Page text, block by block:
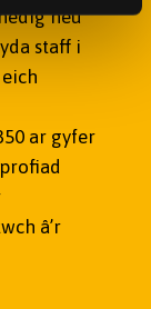
neu
staff i
ar gyfer
â’r